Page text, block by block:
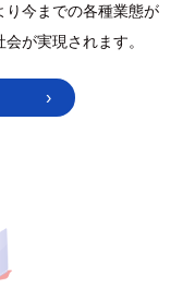
り今までの各種業態が
が実現されます。
›